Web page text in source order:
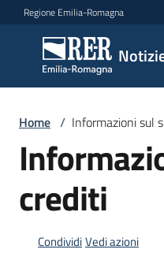
Vai al contenuto
Vai alla navigazione
Vai al footer
Regione Emilia-Romagna
Notizie
Comunicati
stampa
un
Home / Informazioni sul
crediti
CondividiVedi azioni